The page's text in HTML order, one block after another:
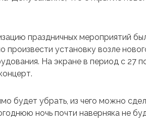
праздничных мероприятий
произвести установку возле
На экране в период с 27
будет убрать, из чего можно
ночь почти наверняка не